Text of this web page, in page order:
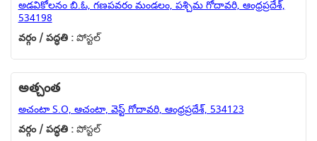
అడవికోలనం బి.ఓ, గణపవరం మండలం, పశ్చిమ గోదావరి, ఆంధ్రప్రదేశ్,
534198
వర్గం / పద్ధతి :పోస్టల్
అత్చంత
అచంటా S.O, ఆచంటా, వెస్ట్ గోదావరి, ఆంధ్రప్రదేశ్, 534123
వర్గం / పద్ధతి :పోస్టల్